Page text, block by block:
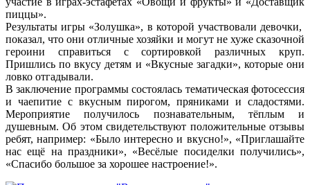
пиццы».
Результаты игры «Золушка», в которой участвовали девочки,
показал, что они отличные хозяйки и могут не хуже сказочной
героини справиться с сортировкой различных круп.
Пришлись по вкусу детям и «Вкусные загадки», которые они
ловко отгадывали.
В заключение программы состоялась тематическая фотосессия
и чаепитие с вкусным пирогом, пряниками и сладостями.
Мероприятие получилось познавательным, тёплым и
душевным. Об этом свидетельствуют положительные отзывы
ребят, например: «Было интересно и вкусно!», «Приглашайте
нас ещё на праздники», «Весёлые посиделки получились»,
«Спасибо большое за хорошее настроение!».